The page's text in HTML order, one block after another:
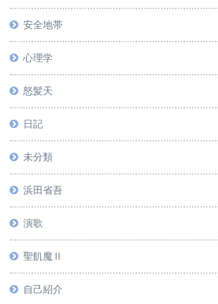
安全地帯
心理学
怒髪天
日記
未分類
浜田省吾
演歌
聖飢魔Ⅱ
自己紹介